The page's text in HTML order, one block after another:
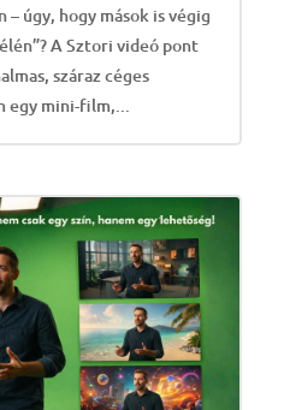
– úgy, hogy mások is végig
A Sztori videó pont
száraz céges
egy mini-film,...